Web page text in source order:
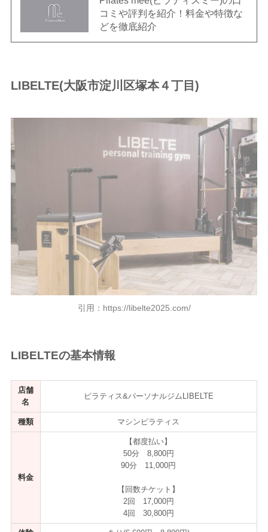
コミや評判を紹介！料金や特徴な
どを徹底紹介
LIBELTE(大阪市淀川区塚本４丁目)
引用：https://libelte2025.com/
LIBELTEの基本情報
店舗
名
ピラティス&パーソナルジムLIBELTE
種類 マシンピラティス
料金
【都度払い】
50分 8,800円
90分 11,000円
【回数チケット】
2回 17,000円
4回 30,800円